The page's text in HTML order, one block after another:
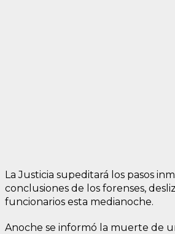
La Justicia supeditará los pasos
conclusiones de los forenses,
funcionarios esta medianoche.
Anoche se informó la muerte de